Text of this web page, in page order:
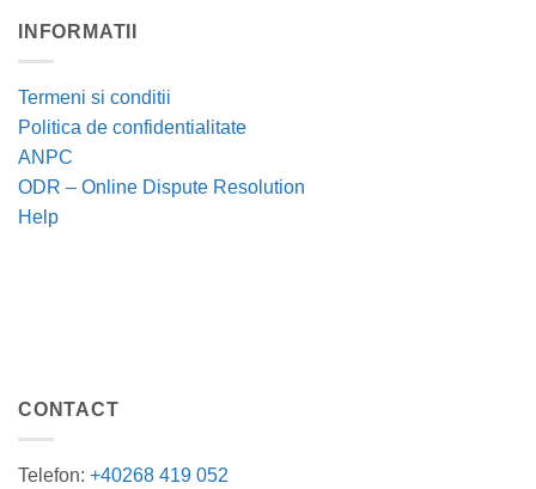
INFORMATII
Termeni si conditii
Politica de confidentialitate
ANPC
ODR – Online Dispute Resolution
Help
CONTACT
Telefon: +40268 419 052